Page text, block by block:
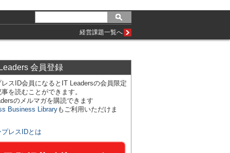
経営課題一覧へ
会員登録
スID会員になるとIT Leadersの会員限定
を読むことができます。
のメルマガを購読できます
Business Libraryもご利用いただけま
プレスIDとは